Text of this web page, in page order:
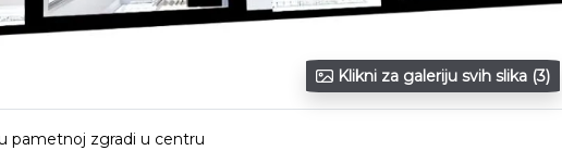
Klikni za galeriju svih slika (3)
pametnoj zgradi u centru